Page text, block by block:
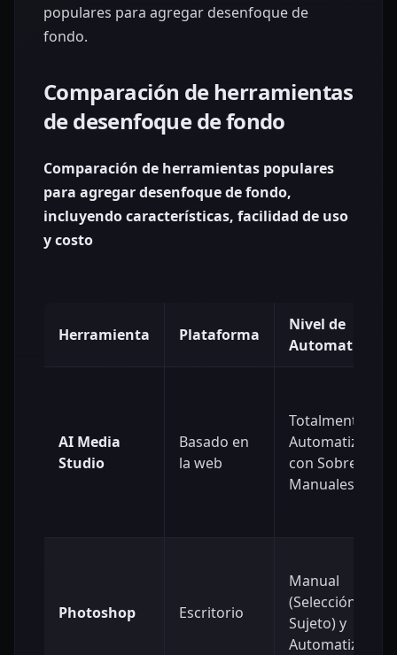
populares para agregar desenfoque de
fondo.
Comparación de herramientas
de desenfoque de fondo
Comparación de herramientas populares
para agregar desenfoque de fondo,
incluyendo características, facilidad de uso
y costo
Herramienta Plataforma
Nivel de
AI Media
Studio
Basado en
la web
Totalmente
Automatizado
con
Manuales
Photoshop Escritorio
Manual
(Selección de
Sujeto) y
Automatizado